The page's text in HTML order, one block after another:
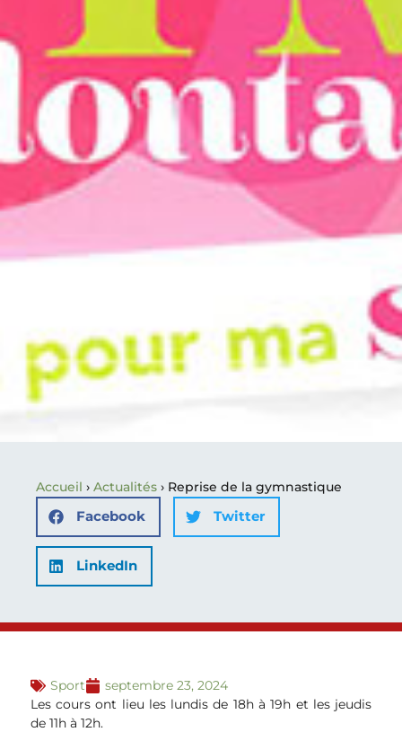
Accueil › Actualités › Reprise de la gymnastique
Facebook Twitter
LinkedIn
Sport
septembre 23, 2024
Les cours ont lieu les lundis de 18h à 19h et les jeudis
de 11h à 12h.